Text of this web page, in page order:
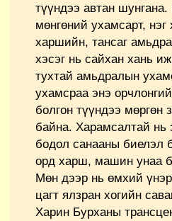
түүндээ автан шунгана.
мөнгөний ухамсарт, нэг
харшийн, тансаг
хэсэг нь сайхан хань
тухтай амьдралын
ухамсраа энэ
болгон түүндээ мөргөн
байна. Харамсалтай нь
бодол санааны биелэл
орд харш, машин унаа
Мөн дээр нь өмхий
цагт ялзран хогийн
Харин Бурханы